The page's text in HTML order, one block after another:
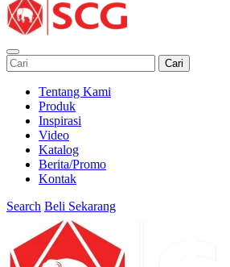
Cari
Tentang Kami
Produk
Inspirasi
Video
Katalog
Berita/Promo
Kontak
Search Beli Sekarang